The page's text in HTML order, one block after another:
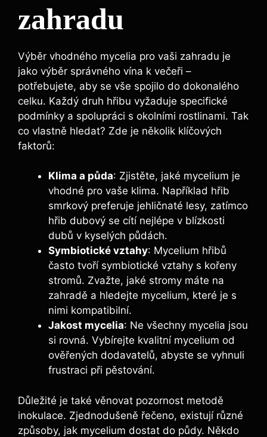
zahradu
Výběr vhodného mycelia pro vaši zahradu je
jako výběr správného vína k večeři –
potřebujete, aby se vše spojilo do dokonalého
celku. Každý druh hřibu vyžaduje specifické
podmínky a spolupráci s okolními rostlinami. Tak
co vlastně hledat? Zde je několik klíčových
faktorů:
Klima a půda: Zjistěte, jaké mycelium je
vhodné pro vaše klima. Například hřib
smrkový preferuje jehličnaté lesy, zatímco
hřib dubový se cítí nejlépe v blízkosti
dubů v kyselých půdách.
Symbiotické vztahy: Mycelium hřibů
často tvoří symbiotické vztahy s kořeny
stromů. Zvažte, jaké stromy máte na
zahradě a hledejte mycelium, které je s
nimi kompatibilní.
Jakost mycelia: Ne všechny mycelia jsou
si rovná. Vybírejte kvalitní mycelium od
ověřených dodavatelů, abyste se vyhnuli
frustraci při pěstování.
Důležité je také věnovat pozornost metodě
inokulace. Zjednodušeně řečeno, existují různé
způsoby, jak mycelium dostat do půdy. Někdo